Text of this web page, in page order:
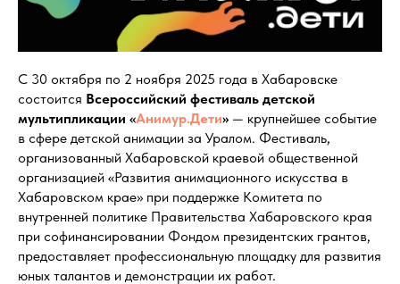
С 30 октября по 2 ноября 2025 года в Хабаровске
состоится Всероссийский фестиваль детской
мультипликации «Анимур.Дети» — крупнейшее событие
в сфере детской анимации за Уралом. Фестиваль,
организованный Хабаровской краевой общественной
организацией «Развития анимационного искусства в
Хабаровском крае» при поддержке Комитета по
внутренней политике Правительства Хабаровского края
при софинансировании Фондом президентских грантов,
предоставляет профессиональную площадку для развития
юных талантов и демонстрации их работ.